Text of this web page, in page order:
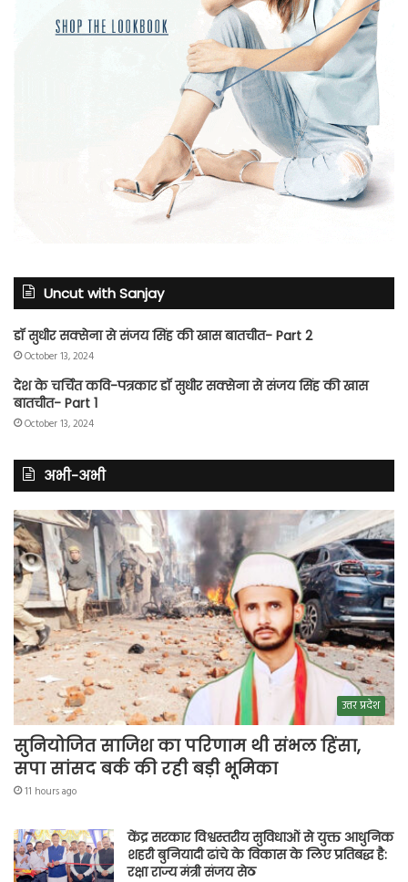
Uncut with Sanjay
डॉ सुधीर सक्सेना से संजय सिंह की खास बातचीत- Part 2
October 13, 2024
देश के चर्चित कवि-पत्रकार डॉ सुधीर सक्सेना से संजय सिंह की खास
बातचीत- Part 1
October 13, 2024
अभी-अभी
उत्तर प्रदेश
सुनियोजित साजिश का परिणाम थी संभल हिंसा,
सपा सांसद बर्क की रही बड़ी भूमिका
11 hours ago
केंद्र सरकार विश्वस्तरीय सुविधाओं से युक्त आधुनिक
शहरी बुनियादी ढांचे के विकास के लिए प्रतिबद्ध है:
रक्षा राज्य मंत्री संजय सेठ